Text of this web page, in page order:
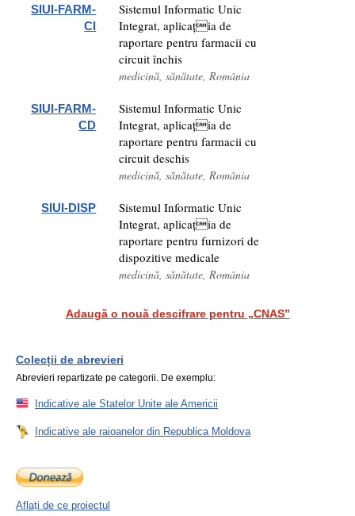
SIUI-FARM-
CI
Sistemul Informatic Unic
Integrat, aplicația de
raportare pentru farmacii cu
circuit închis
medicină, sănătate, România
SIUI-FARM-
CD
Sistemul Informatic Unic
Integrat, aplicația de
raportare pentru farmacii cu
circuit deschis
medicină, sănătate, România
SIUI-DISP
Sistemul Informatic Unic
Integrat, aplicația de
raportare pentru furnizori de
dispozitive medicale
medicină, sănătate, România
Adaugă o nouă descifrare pentru „CNAS”
Colecții de abrevieri
Abrevieri repartizate pe categorii. De exemplu:
Indicative ale Statelor Unite ale Americii
Indicative ale raioanelor din Republica Moldova
Aflați de ce proiectul